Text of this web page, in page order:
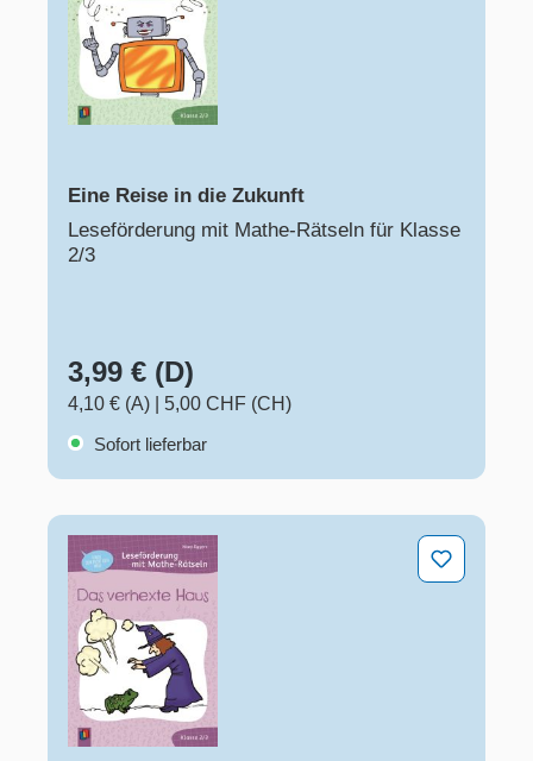
Eine Reise in die Zukunft
Leseförderung mit Mathe-Rätseln für Klasse
2/3
3,99 € (D)
4,10 € (A)
5,00 CHF (CH)
Sofort lieferbar
Das verhexte Haus